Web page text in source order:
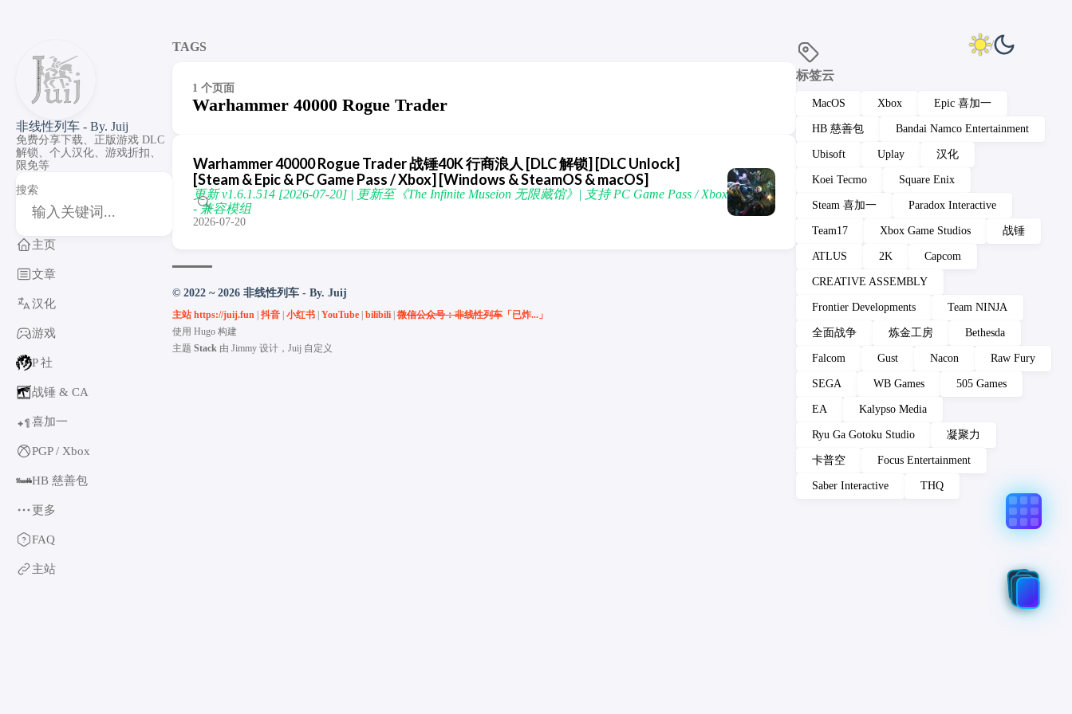
非线性列车 - By. Juij
免费分享下载、正版游戏 DLC
解锁、个人汉化、游戏折扣、
限免等
搜索
主页
文章
汉化
游戏
P 社
战锤 & CA
+1喜加一
PGP / Xbox
HB 慈善包
更多
FAQ
主站
标签云
MacOS Xbox Epic 喜加一
HB 慈善包 Bandai Namco Entertainment
Ubisoft Uplay 汉化
Koei Tecmo Square Enix
Steam 喜加一 Paradox Interactive
Team17 Xbox Game Studios 战锤
ATLUS 2K Capcom
CREATIVE ASSEMBLY
Frontier Developments Team NINJA
全面战争 炼金工房 Bethesda
Falcom Gust Nacon Raw Fury
SEGA WB Games 505 Games
EA Kalypso Media
Ryu Ga Gotoku Studio 凝聚力
卡普空 Focus Entertainment
Saber Interactive THQ
TAGS
1 个页面
Warhammer 40000 Rogue Trader
Warhammer 40000 Rogue Trader 战锤40K 行商浪人 [DLC 解锁] [DLC Unlock]
[Steam & Epic & PC Game Pass / Xbox] [Windows & SteamOS & macOS]
更新 v1.6.1.514 [2026-07-20] | 更新至《The Infinite Museion 无限藏馆》| 支持 PC Game Pass / Xbox
- 兼容模组
2026-07-20
© 2022 ~ 2026 非线性列车 - By. Juij
主站 https://juij.fun| 抖音| 小红书| YouTube| bilibili|微信公众号：非线性列车「已炸...」
使用 Hugo构建
主题 Stack由 Jimmy设计，Juij 自定义